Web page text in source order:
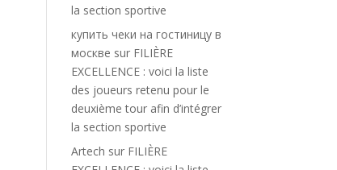
la section sportive
купить чеки на гостиницу в
москве sur FILIÈRE
EXCELLENCE : voici la liste
des joueurs retenu pour le
deuxième tour afin d’intégrer
la section sportive
Artech sur FILIÈRE